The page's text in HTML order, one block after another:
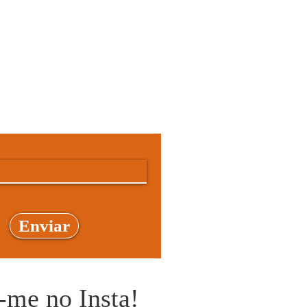
radiestesia, a arte de
desequilíbrios
quando
um espaço é o que
Enviar
me no Insta!